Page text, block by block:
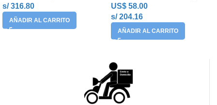
s/ 316.80
AÑADIR AL CARRITO
US$ 58.00
s/ 204.16
AÑADIR AL CARRITO